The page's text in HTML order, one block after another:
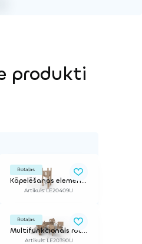
produkti
Rotaļas
Kāpelēšanas elements
Artikuls: LE20409U
Rotaļas
Multifunkcionāls rotaļu komplekss
Artikuls: LE20390U